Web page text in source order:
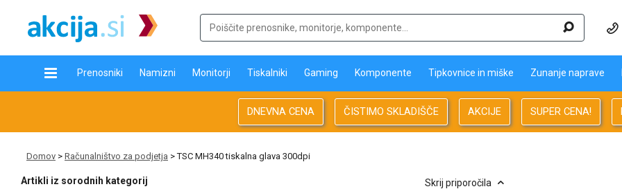
Prenosniki Namizni Monitorji Tiskalniki Gaming Komponente Tipkovnice in miške Zunanje naprave
DNEVNA CENA ČISTIMO SKLADIŠČE AKCIJE SUPER CENA!
Domov > Računalništvo za podjetja > TSC MH340 tiskalna glava 300dpi
Artikli iz sorodnih kategorij Skrij priporočila